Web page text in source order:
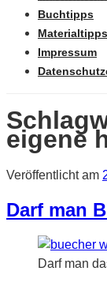
Buchtipps
Materialtipps
Impressum
eigene
Veröffentlicht am
Darf man
Darf man